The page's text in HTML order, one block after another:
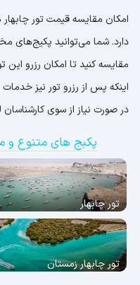
امکان مقایسه قیمت تور
دارد. شما می‌توانید پکیج‌های
مقایسه کنید تا امکان رزرو
اینکه پس از رزرو تور نیز
در صورت نیاز از سوی
پکبج های متنوع و
تور چابهار
تور چابهار زمستان